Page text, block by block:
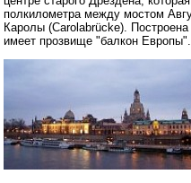
полкилометра между мостом
Каролы (Carolabrücke).
имеет прозвище "балкон Европы".